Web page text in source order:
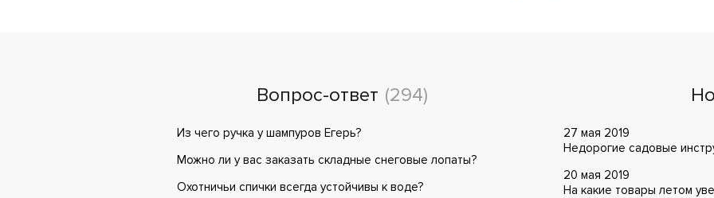
Вопрос-ответ (294)
Из чего ручка у шампуров Егерь?
Можно ли у вас заказать складные снеговые лопаты?
Охотничьи спички всегда устойчивы к воде?
27 мая 2019
Недорогие садовые
20 мая 2019
На какие товары летом